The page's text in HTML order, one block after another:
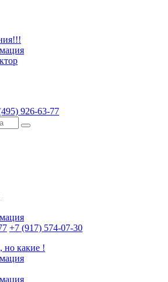
926-63-77
+7 (917) 574-07-30
но какие !